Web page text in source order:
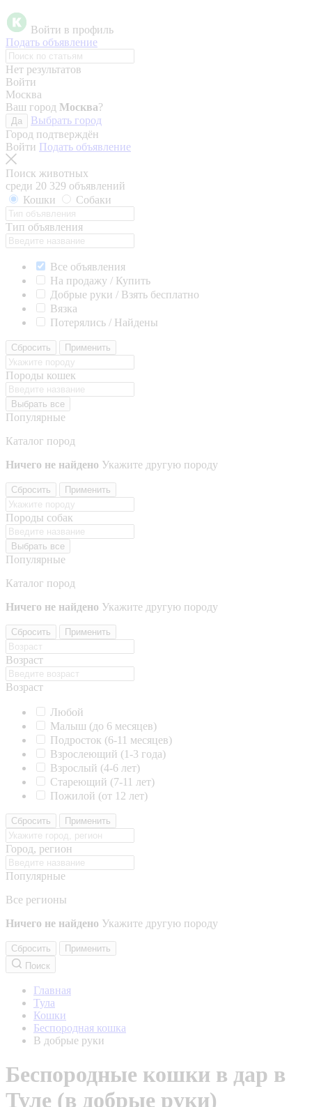
Войти в профиль
Подать объявление
Нет результатов
Войти
Москва
Ваш город Москва?
Да
Выбрать город
Город подтверждён
Войти Подать объявление
Поиск животных
среди 20 329 объявлений
Кошки
Собаки
Тип объявления
Все объявления
На продажу / Купить
Добрые руки / Взять бесплатно
Вязка
Потерялись / Найдены
Сбросить Применить
Породы кошек
Выбрать все
Популярные
Каталог пород
Ничего не найдено Укажите другую породу
Сбросить Применить
Породы собак
Выбрать все
Популярные
Каталог пород
Ничего не найдено Укажите другую породу
Сбросить Применить
Возраст
Возраст
Любой
Малыш (до 6 месяцев)
Подросток (6-11 месяцев)
Взрослеющий (1-3 года)
Взрослый (4-6 лет)
Стареющий (7-11 лет)
Пожилой (от 12 лет)
Сбросить Применить
Город, регион
Популярные
Все регионы
Ничего не найдено Укажите другую породу
Сбросить
Применить
Поиск
Главная
Тула
Кошки
Беспородная кошка
В добрые руки
Беспородные кошки в дар в
Туле (в добрые руки)